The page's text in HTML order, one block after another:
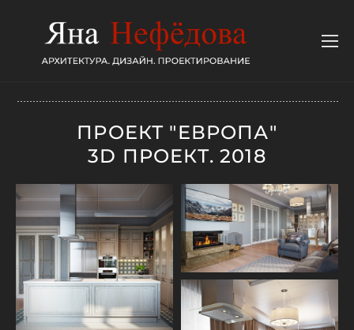
ПРОЕКТ "ЕВРОПА"
3D ПРОЕКТ. 2018